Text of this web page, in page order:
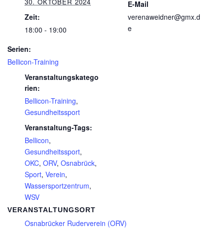
30. OKTOBER 2024
Zeit:
18:00 - 19:00
Serien:
Bellicon-Training
Veranstaltungskatego
rien:
Bellicon-Training,
Gesundheitssport
Veranstaltung-Tags:
Bellicon,
Gesundheitssport,
OKC, ORV, Osnabrück,
Sport, Verein,
Wassersportzentrum,
WSV
VERANSTALTUNGSORT
Osnabrücker Ruderverein (ORV)
E-Mail
verenaweidner@gmx.d
e